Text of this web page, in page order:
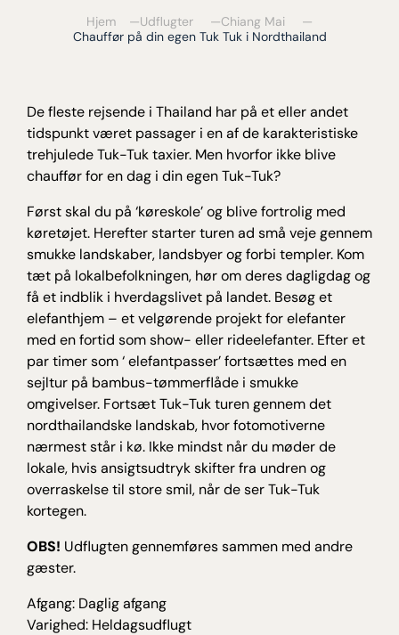
Hjem Udflugter
Chiang Mai
Chauffør på din egen Tuk Tuk i Nordthailand
De fleste rejsende i Thailand har på et eller andet
tidspunkt været passager i en af de karakteristiske
trehjulede Tuk-Tuk taxier. Men hvorfor ikke blive
chauffør for en dag i din egen Tuk-Tuk?
Først skal du på ‘køreskole’ og blive fortrolig med
køretøjet. Herefter starter turen ad små veje gennem
smukke landskaber, landsbyer og forbi templer. Kom
tæt på lokalbefolkningen, hør om deres dagligdag og
få et indblik i hverdagslivet på landet. Besøg et
elefanthjem – et velgørende projekt for elefanter
med en fortid som show- eller rideelefanter. Efter et
par timer som ‘ elefantpasser’ fortsættes med en
sejltur på bambus-tømmerflåde i smukke
omgivelser. Fortsæt Tuk-Tuk turen gennem det
nordthailandske landskab, hvor fotomotiverne
nærmest står i kø. Ikke mindst når du møder de
lokale, hvis ansigtsudtryk skifter fra undren og
overraskelse til store smil, når de ser Tuk-Tuk
kortegen.
OBS! Udflugten gennemføres sammen med andre
gæster.
Afgang: Daglig afgang
Varighed: Heldagsudflugt